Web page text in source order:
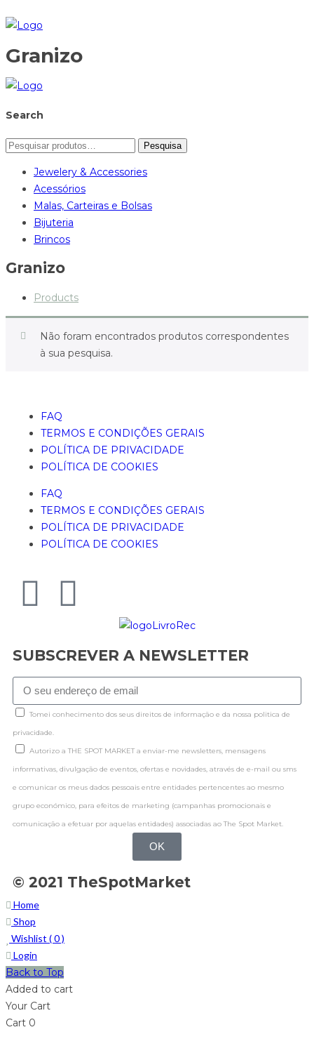
Granizo
Search
Pesquisa
Jewelery & Accessories
Acessórios
Malas, Carteiras e Bolsas
Bijuteria
Brincos
Granizo
Products
Não foram encontrados produtos correspondentes
à sua pesquisa.
FAQ
TERMOS E CONDIÇÕES GERAIS
POLÍTICA DE PRIVACIDADE
POLÍTICA DE COOKIES
FAQ
TERMOS E CONDIÇÕES GERAIS
POLÍTICA DE PRIVACIDADE
POLÍTICA DE COOKIES
SUBSCREVER A NEWSLETTER
Tomei conhecimento dos seus direitos de informação e da nossa politica de
privacidade.
Autorizo a THE SPOT MARKET a enviar-me newsletters, mensagens
informativas, divulgação de eventos, ofertas e novidades, através de e-mail ou sms
e comunicar os meus dados pessoais entre entidades pertencentes ao mesmo
grupo económico, para efeitos de marketing (campanhas promocionais e
comunicação a efetuar por aquelas entidades) associadas ao The Spot Market.
OK
© 2021 TheSpotMarket
Home
Shop
Wishlist (0)
Login
Back to Top
Added to cart
Your Cart
Cart 0